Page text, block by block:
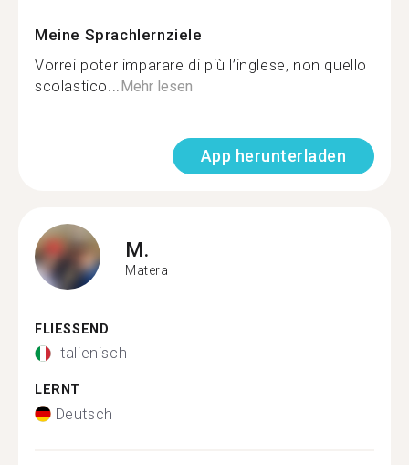
Meine Sprachlernziele
Vorrei poter imparare di più l’inglese, non quello
scolastico... Mehr lesen
App herunterladen
M.
Matera
FLIESSEND
Italienisch
LERNT
Deutsch